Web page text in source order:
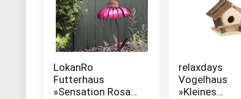
LokanRo
Futterhaus
»Sensation Rosa
relaxdays
Vogelhaus
»Kleines